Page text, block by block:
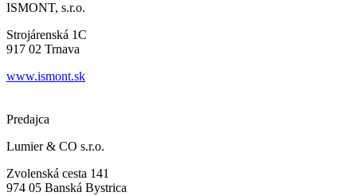
ISMONT, s.r.o.
Strojárenská 1C
917 02 Trnava
www.ismont.sk
Predajca
Lumier & CO s.r.o.
Zvolenská cesta 141
974 05 Banská Bystrica